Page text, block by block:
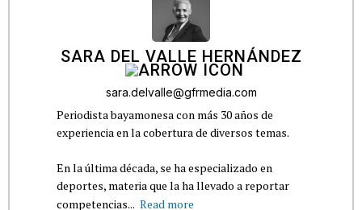
SARA DEL VALLE HERNÁNDEZ
sara.delvalle@gfrmedia.com
Periodista bayamonesa con más 30 años de
experiencia en la cobertura de diversos temas.
En la última década, se ha especializado en
deportes, materia que la ha llevado a reportar
competencias... Read more